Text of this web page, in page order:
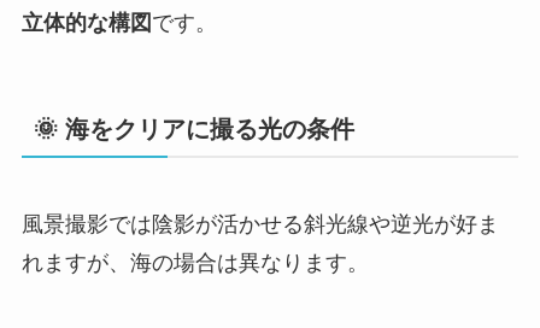
立体的な構図 です。
🌞 海をクリアに撮る光の条件
風景撮影では陰影が活かせる斜光線や逆光が好ま
れますが、海の場合は異なります。